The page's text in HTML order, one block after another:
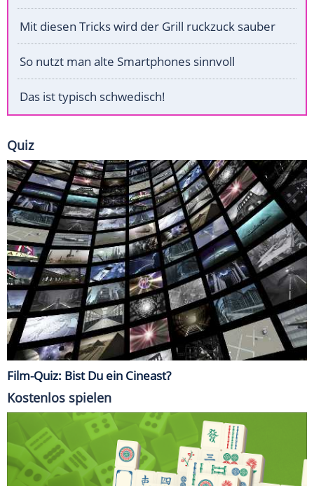
Mit diesen Tricks wird der Grill ruckzuck sauber
So nutzt man alte Smartphones sinnvoll
Das ist typisch schwedisch!
Quiz
Film-Quiz: Bist Du ein Cineast?
Kostenlos spielen